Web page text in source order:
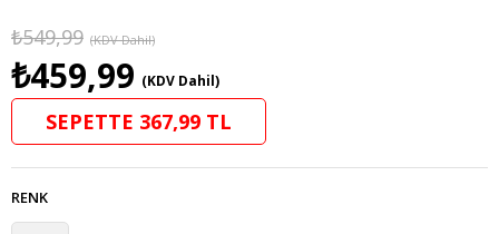
₺549,99 (KDV Dahil)
₺459,99 (KDV Dahil)
SEPETTE 367,99 TL
RENK